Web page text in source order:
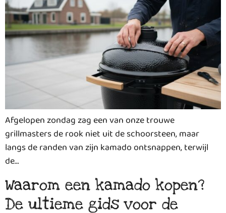
Afgelopen zondag zag een van onze trouwe
grillmasters de rook niet uit de schoorsteen, maar
langs de randen van zijn kamado ontsnappen, terwijl
de…
Waarom een kamado kopen?
De ultieme gids voor de